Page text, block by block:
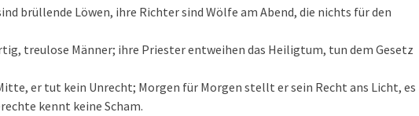
brüllende Löwen, ihre Richter sind Wölfe am Abend, die nichts für den
treulose Männer; ihre Priester entweihen das Heiligtum, tun dem Gesetz
er tut kein Unrecht; Morgen für Morgen stellt er sein Recht ans Licht, es
kennt keine Scham.